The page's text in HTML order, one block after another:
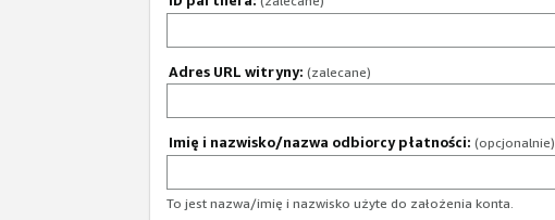
Adres URL witryny: (zalecane)
Imię i nazwisko/nazwa odbiorcy płatności: (opcjonalnie)
To jest nazwa/imię i nazwisko użyte do założenia konta.